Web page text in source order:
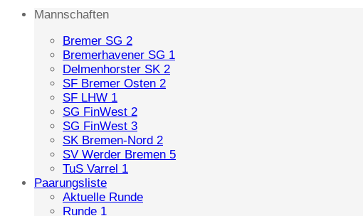
Mannschaften
Bremer SG 2
Bremerhavener SG 1
Delmenhorster SK 2
SF Bremer Osten 2
SF LHW 1
SG FinWest 2
SG FinWest 3
SK Bremen-Nord 2
SV Werder Bremen 5
TuS Varrel 1
Paarungsliste
Aktuelle Runde
Runde 1